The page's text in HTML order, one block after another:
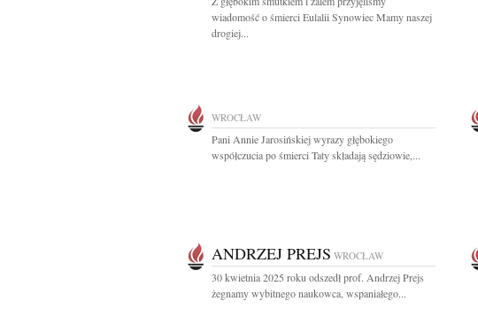
wiadomość o śmierci Eulalii Synowiec Mamy naszej
drogiej...
WROCŁAW
Pani Annie Jarosińskiej wyrazy głębokiego
współczucia po śmierci Taty składają sędziowie,...
ANDRZEJ PREJS WROCŁAW
30 kwietnia 2025 roku odszedł prof. Andrzej Prejs
żegnamy wybitnego naukowca, wspaniałego...